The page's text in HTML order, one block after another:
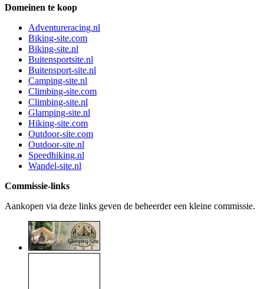
Domeinen te koop
Adventureracing.nl
Biking-site.com
Biking-site.nl
Buitensportsite.nl
Buitensport-site.nl
Camping-site.nl
Climbing-site.com
Climbing-site.nl
Glamping-site.nl
Hiking-site.com
Outdoor-site.com
Outdoor-site.nl
Speedhiking.nl
Wandel-site.nl
Commissie-links
Aankopen via deze links geven de beheerder een kleine commissie.